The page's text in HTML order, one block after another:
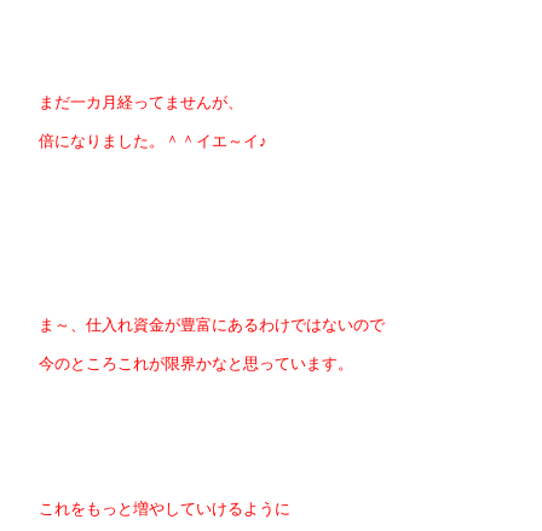
まだ一カ月経ってませんが、
倍になりました。＾＾イエ～イ♪
ま～、仕入れ資金が豊富にあるわけではないので
今のところこれが限界かなと思っています。
これをもっと増やしていけるように